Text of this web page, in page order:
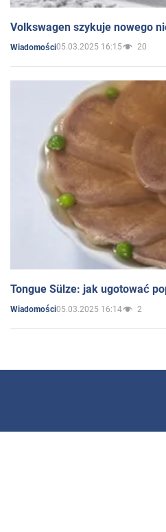
Volkswagen szykuje nowego
Wiadomości05.03.2025 16:15 20
Tongue Sülze: jak ugotować
Wiadomości05.03.2025 16:14 2